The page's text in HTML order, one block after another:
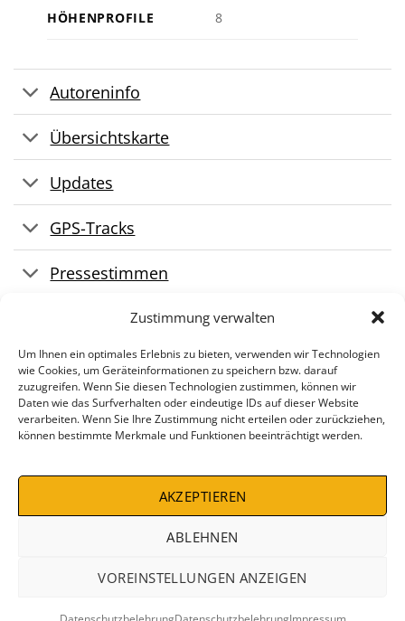
Zustimmung verwalten
Um Ihnen ein optimales Erlebnis zu bieten, verwenden wir Technologien
wie Cookies, um Geräteinformationen zu speichern bzw. darauf
zuzugreifen. Wenn Sie diesen Technologien zustimmen, können wir
Daten wie das Surfverhalten oder eindeutige IDs auf dieser Website
verarbeiten. Wenn Sie Ihre Zustimmung nicht erteilen oder zurückziehen,
können bestimmte Merkmale und Funktionen beeinträchtigt werden.
AKZEPTIEREN
ABLEHNEN
VOREINSTELLUNGEN ANZEIGEN
HÖHENPROFILE 8
Autoreninfo
Übersichtskarte
Updates
GPS-Tracks
Pressestimmen
DATENSCHUTZBELEHRUNG
ZAHLUNGSARTEN
VERSANDKOSTEN
DEALS %